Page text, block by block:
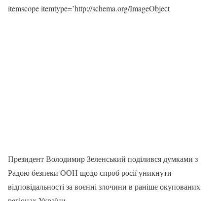
itemscope itemtype=’http://schema.org/ImageObject
Президент Володимир Зеленський поділився думками з
Радою безпеки ООН щодо спроб росії уникнути
відповідальності за воєнні злочини в раніше окупованих